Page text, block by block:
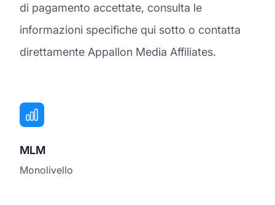
di pagamento accettate, consulta le
informazioni specifiche qui sotto o contatta
direttamente Appallon Media Affiliates.
MLM
Monolivello